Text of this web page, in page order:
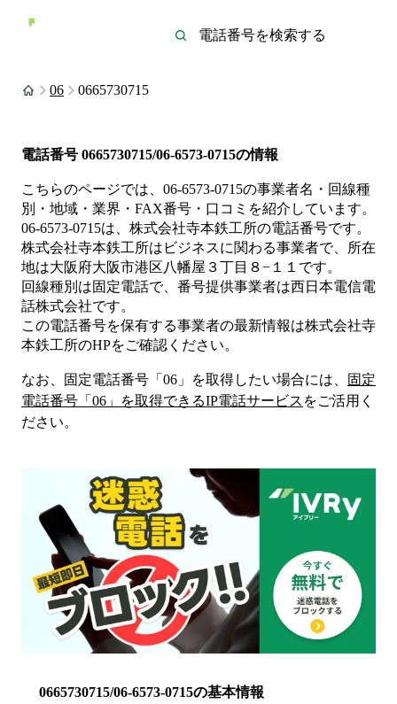
06 0665730715
電話番号 0665730715/06-6573-0715の情報
こちらのページでは、 06-6573-0715の事業者名・回線種
別・地域・業界・FAX番号・口コミを紹介しています。
06-6573-0715は、 株式会社寺本鉄工所の電話番号です。
株式会社寺本鉄工所は ビジネスに関わる事業者で、所在
地は大阪府大阪市港区八幡屋３丁目８−１１ です。
回線種別は固定電話で、番号提供事業者は西日本電信電
話株式会社です。
この電話番号を保有する事業者の最新情報は株式会社寺
本鉄工所のHPをご確認ください。
なお、固定電話番号「 06 」を取得したい場合には、
固定
電話番号「 06 」を取得できるIP電話サービス をご活用く
ださい。
0665730715/06-6573-0715の基本情報